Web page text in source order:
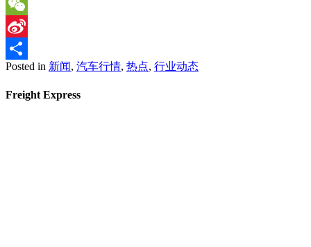
Twitter
WeChat
Sina
Weibo
Share
Posted in 新闻, 汽车行情, 热点, 行业动态
Freight Express